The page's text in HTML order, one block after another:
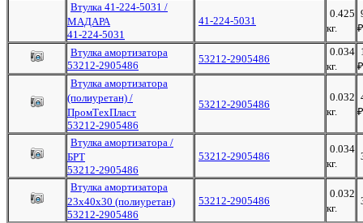
Втулка 41-224-5031 /
МАДАРА
41-224-5031
41-224-5031
0.425
кг.
₽
Втулка амортизатора
53212-2905486
53212-2905486
0.034
кг.
₽
Втулка амортизатора
(полиуретан) /
ПромТехПласт
53212-2905486
53212-2905486
0.032
кг.
₽
Втулка амортизатора /
БРТ
53212-2905486
53212-2905486
0.034
кг.
Втулка амортизатора
23х40х30 (полиуретан)
53212-2905486
53212-2905486
0.032
кг.